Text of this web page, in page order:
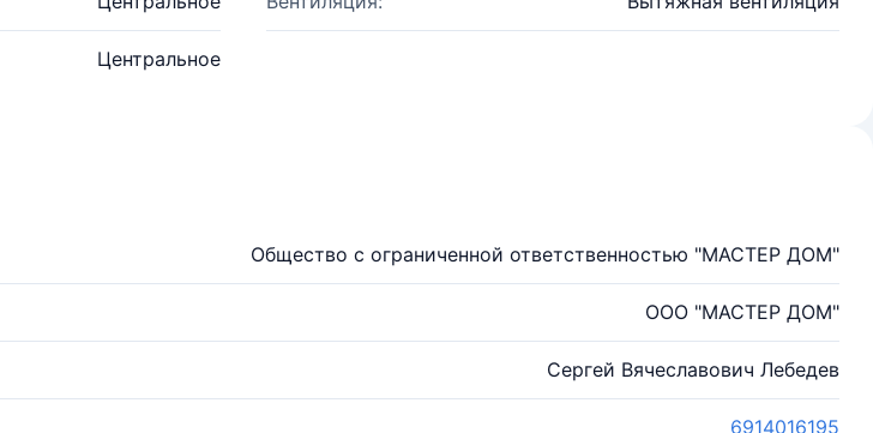
Центральное
Общество с ограниченной ответственностью "МАСТЕР ДОМ"
ООО "МАСТЕР ДОМ"
Сергей Вячеславович Лебедев
6914016195